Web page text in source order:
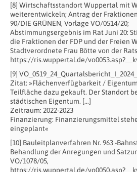
[8] Wirtschaftsstandort Wuppertal mit
weiterentwickeln; Antrag der
90/DIE GRÜNEN, Vorlage VO/0514/20;
Abstimmungsergebnis im Rat Juni 20:
die Fraktionen der FDP und der Freien
Stadtverordnete Frau Bötte von der
https://ris.wuppertal.de/
[9]
Zitat: »Flächenverfügbarkeit /
Teilfläche dazu gekauft. Der Standort
städtischen Eigentum. […]
Zeitraum: 2022-2023
Finanzierung: Finanzierungsmittel
eingeplant«
[10] Bauleitplanverfahren Nr. 963 -
Behandlung der Anregungen und
VO/1078/05,
https://ris.wuppertal.de/